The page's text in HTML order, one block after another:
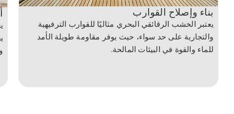
بناء وإصلاح القوارب
يعتبر الخشب الرقائقي البحري مثاليًا للقوارب الترفيهية
والتجارية على حد سواء، حيث يوفر مقاومة طويلة الأمد
للماء والقوة في البيئات المالحة.